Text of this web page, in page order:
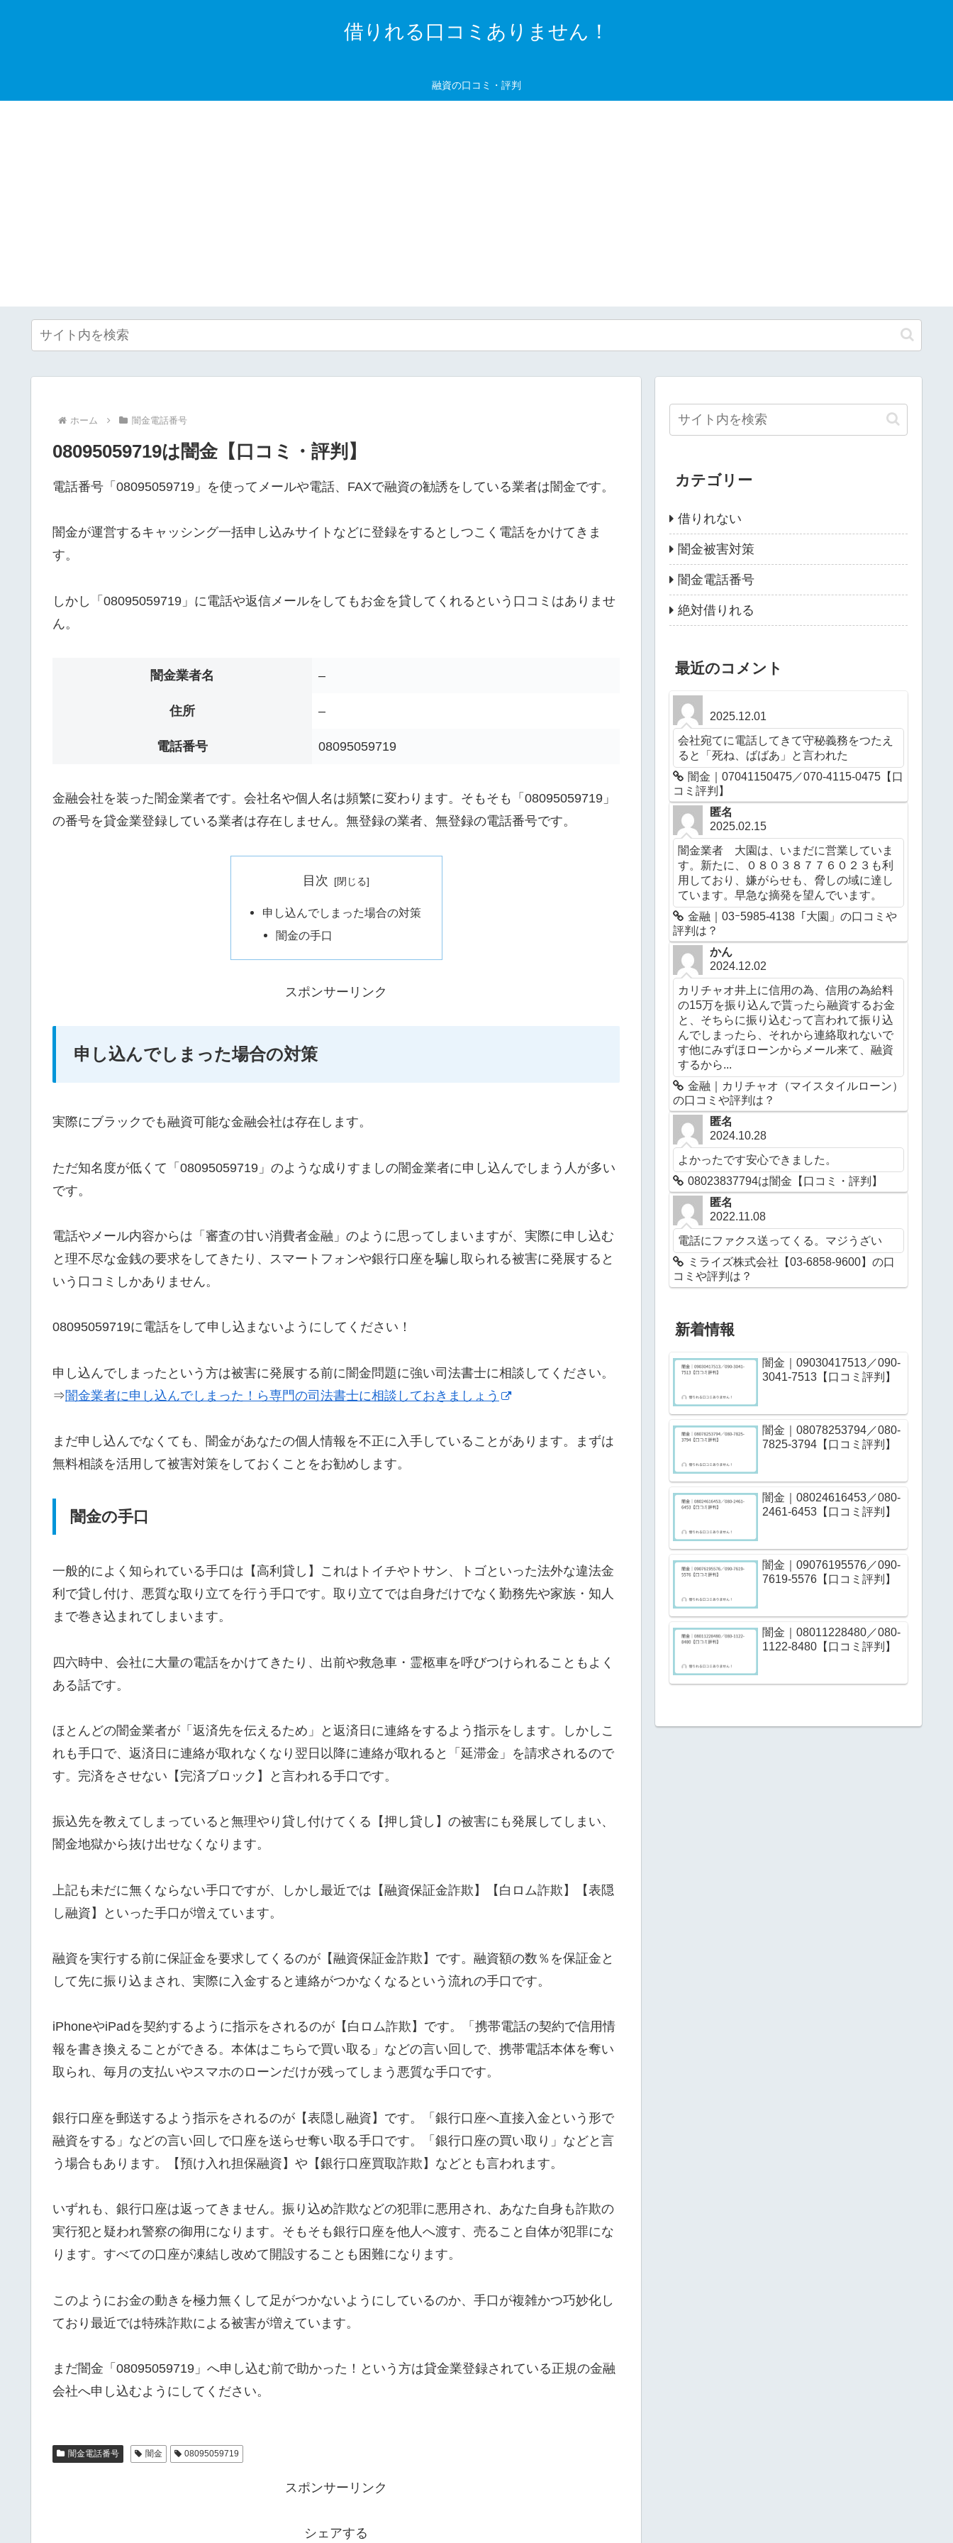
借りれる口コミありません！
融資の口コミ・評判
ホーム 闇金電話番号
08095059719は闇金【口コミ・評判】
電話番号「08095059719」を使ってメールや電話、FAXで融資の勧誘をしている業者は闇金です。
闇金が運営するキャッシング一括申し込みサイトなどに登録をするとしつこく電話をかけてきま
す。
しかし「08095059719」に電話や返信メールをしてもお金を貸してくれるという口コミはありませ
ん。
闇金業者名 –
住所 –
電話番号 08095059719
金融会社を装った闇金業者です。会社名や個人名は頻繁に変わります。そもそも「08095059719」
の番号を貸金業登録している業者は存在しません。無登録の業者、無登録の電話番号です。
目次
申し込んでしまった場合の対策
闇金の手口
スポンサーリンク
申し込んでしまった場合の対策
実際にブラックでも融資可能な金融会社は存在します。
ただ知名度が低くて「08095059719」のような成りすましの闇金業者に申し込んでしまう人が多い
です。
電話やメール内容からは「審査の甘い消費者金融」のように思ってしまいますが、実際に申し込む
と理不尽な金銭の要求をしてきたり、スマートフォンや銀行口座を騙し取られる被害に発展すると
いう口コミしかありません。
08095059719に電話をして申し込まないようにしてください！
申し込んでしまったという方は被害に発展する前に闇金問題に強い司法書士に相談してください。
⇒闇金業者に申し込んでしまった！ら専門の司法書士に相談しておきましょう
まだ申し込んでなくても、闇金があなたの個人情報を不正に入手していることがあります。まずは
無料相談を活用して被害対策をしておくことをお勧めします。
闇金の手口
一般的によく知られている手口は【高利貸し】これはトイチやトサン、トゴといった法外な違法金
利で貸し付け、悪質な取り立てを行う手口です。取り立てでは自身だけでなく勤務先や家族・知人
まで巻き込まれてしまいます。
四六時中、会社に大量の電話をかけてきたり、出前や救急車・霊柩車を呼びつけられることもよく
ある話です。
ほとんどの闇金業者が「返済先を伝えるため」と返済日に連絡をするよう指示をします。しかしこ
れも手口で、返済日に連絡が取れなくなり翌日以降に連絡が取れると「延滞金」を請求されるので
す。完済をさせない【完済ブロック】と言われる手口です。
振込先を教えてしまっていると無理やり貸し付けてくる【押し貸し】の被害にも発展してしまい、
闇金地獄から抜け出せなくなります。
上記も未だに無くならない手口ですが、しかし最近では【融資保証金詐欺】【白ロム詐欺】【表隠
し融資】といった手口が増えています。
融資を実行する前に保証金を要求してくるのが【融資保証金詐欺】です。融資額の数％を保証金と
して先に振り込まされ、実際に入金すると連絡がつかなくなるという流れの手口です。
iPhoneやiPadを契約するように指示をされるのが【白ロム詐欺】です。「携帯電話の契約で信用情
報を書き換えることができる。本体はこちらで買い取る」などの言い回しで、携帯電話本体を奪い
取られ、毎月の支払いやスマホのローンだけが残ってしまう悪質な手口です。
銀行口座を郵送するよう指示をされるのが【表隠し融資】です。「銀行口座へ直接入金という形で
融資をする」などの言い回しで口座を送らせ奪い取る手口です。「銀行口座の買い取り」などと言
う場合もあります。【預け入れ担保融資】や【銀行口座買取詐欺】などとも言われます。
いずれも、銀行口座は返ってきません。振り込め詐欺などの犯罪に悪用され、あなた自身も詐欺の
実行犯と疑われ警察の御用になります。そもそも銀行口座を他人へ渡す、売ること自体が犯罪にな
ります。すべての口座が凍結し改めて開設することも困難になります。
このようにお金の動きを極力無くして足がつかないようにしているのか、手口が複雑かつ巧妙化し
ており最近では特殊詐欺による被害が増えています。
まだ闇金「08095059719」へ申し込む前で助かった！という方は貸金業登録されている正規の金融
会社へ申し込むようにしてください。
闇金電話番号 闇金 08095059719
スポンサーリンク
シェアする
カテゴリー
借りれない
闇金被害対策
闇金電話番号
絶対借りれる
最近のコメント
2025.12.01
会社宛てに電話してきて守秘義務をつたえ
ると「死ね、ばばあ」と言われた
闇金｜07041150475／070-4115-0475【口
コミ評判】
匿名
2025.02.15
闇金業者 大園は、いまだに営業していま
す。新たに、０８０３８７７６０２３も利
用しており、嫌がらせも、脅しの域に達し
ています。早急な摘発を望んでいます。
金融｜03ｰ5985-4138「大園」の口コミや
評判は？
かん
2024.12.02
カリチャオ井上に信用の為、信用の為給料
の15万を振り込んで貰ったら融資するお金
と、そちらに振り込むって言われて振り込
んでしまったら、それから連絡取れないで
す他にみずほローンからメール来て、融資
するから...
金融｜カリチャオ（マイスタイルローン）
の口コミや評判は？
匿名
2024.10.28
よかったです安心できました。
08023837794は闇金【口コミ・評判】
匿名
2022.11.08
電話にファクス送ってくる。マジうざい
ミライズ株式会社【03-6858-9600】の口
コミや評判は？
新着情報
闇金｜09030417513／090-
3041-7513【口コミ評判】
闇金｜08078253794／080-
7825-3794【口コミ評判】
闇金｜08024616453／080-
2461-6453【口コミ評判】
闇金｜09076195576／090-
7619-5576【口コミ評判】
闇金｜08011228480／080-
1122-8480【口コミ評判】